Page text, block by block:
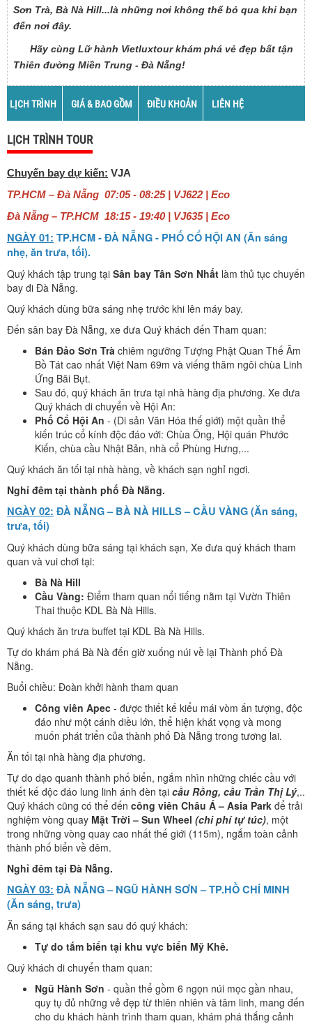
Sơn Trà, Bà Nà Hill...là những nơi không thể bỏ qua khi bạn
đến nơi đây.
Hãy cùng Lữ hành Vietluxtour khám phá vẻ đẹp bất tận
Thiên đường Miền Trung - Đà Nẵng!
LỊCH TRÌNH GIÁ & BAO GỒM ĐIỀU KHOẢN LIÊN HỆ
LỊCH TRÌNH TOUR
Chuyến bay dự kiến: VJA
TP.HCM – Đà Nẵng 07:05 - 08:25 | VJ622 | Eco
Đà Nẵng – TP.HCM 18:15 - 19:40 | VJ635 | Eco
NGÀY 01: TP.HCM - ĐÀ NẴNG - PHỐ CỔ HỘI AN (Ăn sáng
nhẹ, ăn trưa, tối).
Quý khách tập trung tại Sân bay Tân Sơn Nhất làm thủ tục chuyến
bay đi Đà Nẵng.
Quý khách dùng bữa sáng nhẹ trước khi lên máy bay.
Đến sân bay Đà Nẵng, xe đưa Quý khách đến Tham quan:
Bán Đảo Sơn Trà chiêm ngưỡng Tượng Phật Quan Thế Âm
Bồ Tát cao nhất Việt Nam 69m và viếng thăm ngôi chùa Linh
Ứng Bãi Bụt.
Sau đó, quý khách ăn trưa tại nhà hàng địa phương. Xe đưa
Quý khách di chuyển về Hội An:
Phố Cổ Hội An - (Di sản Văn Hóa thế giới) một quần thể
kiến trúc cổ kính độc đáo với: Chùa Ông, Hội quán Phước
Kiến, chùa cầu Nhật Bản, nhà cổ Phùng Hưng,...
Quý khách ăn tối tại nhà hàng, về khách sạn nghỉ ngơi.
Nghỉ đêm tại thành phố Đà Nẵng.
NGÀY 02: ĐÀ NẴNG – BÀ NÀ HILLS – CẦU VÀNG (Ăn sáng,
trưa, tối)
Quý khách dùng bữa sáng tại khách sạn, Xe đưa quý khách tham
quan và vui chơi tại:
Bà Nà Hill
Cầu Vàng: Điểm tham quan nổi tiếng nằm tại Vườn Thiên
Thai thuộc KDL Bà Nà Hills.
Quý khách ăn trưa buffet tại KDL Bà Nà Hills.
Tự do khám phá Bà Nà đến giờ xuống núi về lại Thành phố Đà
Nẵng.
Buổi chiều: Đoàn khởi hành tham quan
Công viên Apec - được thiết kế kiểu mái vòm ấn tượng, độc
đáo như một cánh diều lớn, thể hiện khát vọng và mong
muốn phát triển của thành phố Đà Nẵng trong tương lai.
Ăn tối tại nhà hàng địa phương.
Tự do dạo quanh thành phố biển, ngắm nhìn những chiếc cầu với
thiết kế độc đáo lung linh ánh đèn tại cầu Rồng, cầu Trần Thị Lý,..
Quý khách cũng có thể đến công viên Châu Á – Asia Park để trải
nghiệm vòng quay Mặt Trời – Sun Wheel (chi phí tự túc), một
trong những vòng quay cao nhất thế giới (115m), ngắm toàn cảnh
thành phố biển về đêm.
Nghỉ đêm tại Đà Nẵng.
NGÀY 03: ĐÀ NẴNG – NGŨ HÀNH SƠN – TP.HỒ CHÍ MINH
(Ăn sáng, trưa)
Ăn sáng tại khách sạn sau đó quý khách:
Tự do tắm biển tại khu vực biển Mỹ Khê.
Quý khách di chuyển tham quan:
Ngũ Hành Sơn - quần thể gồm 6 ngọn núi mọc gần nhau,
quy tụ đủ những vẻ đẹp từ thiên nhiên và tâm linh, mang đến
cho du khách hành trình tham quan, khám phá thắng cảnh